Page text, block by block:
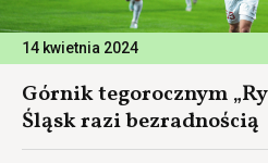
14 kwietnia 2024
Górnik tegorocznym
Śląsk razi bezradnością